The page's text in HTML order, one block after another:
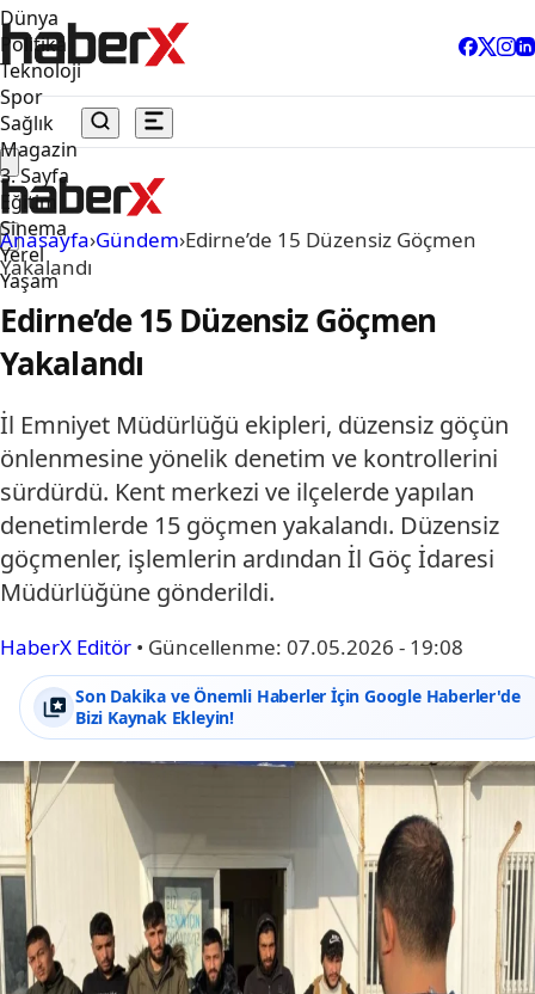
Dünya
Politika
Teknoloji
Spor
Sağlık
Magazin
3. Sayfa
Eğitim
Sinema
Yerel
Yaşam
Anasayfa›Gündem›Edirne’de 15 Düzensiz Göçmen
Yakalandı
Edirne’de 15 Düzensiz Göçmen
Yakalandı
İl Emniyet Müdürlüğü ekipleri, düzensiz göçün
önlenmesine yönelik denetim ve kontrollerini
sürdürdü. Kent merkezi ve ilçelerde yapılan
denetimlerde 15 göçmen yakalandı. Düzensiz
göçmenler, işlemlerin ardından İl Göç İdaresi
Müdürlüğüne gönderildi.
HaberX Editör • Güncellenme: 07.05.2026 - 19:08
Son Dakika ve Önemli Haberler İçin Google Haberler'de
Bizi Kaynak Ekleyin!